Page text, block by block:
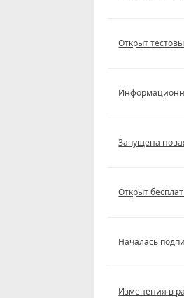
Открыт
Запущена
Открыт
Началась
Изменения в